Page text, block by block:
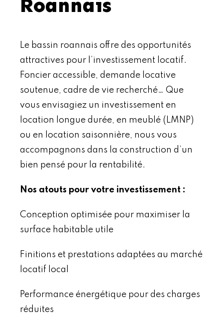
Roannais
Le bassin roannais offre des opportunités
attractives pour l’investissement locatif.
Foncier accessible, demande locative
soutenue, cadre de vie recherché… Que
vous envisagiez un investissement en
location longue durée, en meublé (LMNP)
ou en location saisonnière, nous vous
accompagnons dans la construction d’un
bien pensé pour la rentabilité.
Nos atouts pour votre investissement :
Conception optimisée pour maximiser la
surface habitable utile
Finitions et prestations adaptées au marché
locatif local
Performance énergétique pour des charges
réduites